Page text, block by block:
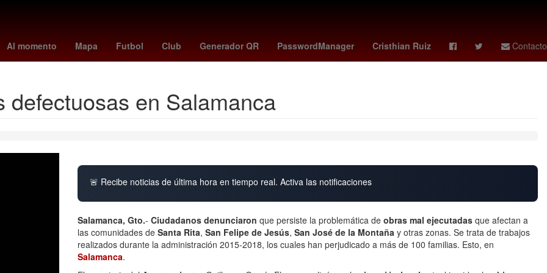
Al momento Mapa Futbol Club Generador QR PasswordManager Cristhian Ruiz Contacto
braves Juegos Centroamericanos y del Caribe Detroit Pistons Star Wars Cartagena de Indias Venezolanos América
en Salamanca
🚨 Recibe noticias de última hora en tiempo real. Activa las notificaciones
Salamanca, Gto.- Ciudadanos denunciaron que persiste la problemática de obras mal ejecutadas que afectan a
las comunidades de Santa Rita, San Felipe de Jesús, San José de la Montaña y otras zonas. Se trata de trabajos
realizados durante la administración 2015-2018, los cuales han perjudicado a más de 100 familias. Esto, en
Salamanca.